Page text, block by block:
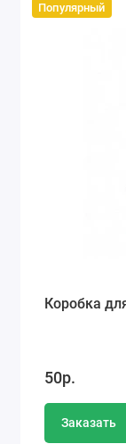
Популярный
Коробка
50р.
Заказать